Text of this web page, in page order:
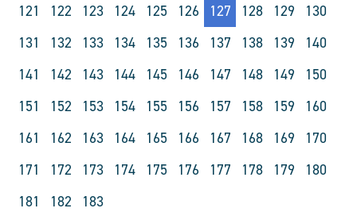
121
122 123 124 125 126 127 128 129
130
131
132 133 134 135 136 137 138 139
140
141
142 143 144 145 146 147 148 149
150
151
152 153 154 155 156 157 158 159
160
161
162 163 164 165 166 167 168 169
170
171
172 173 174 175 176 177 178 179
180
181
182 183